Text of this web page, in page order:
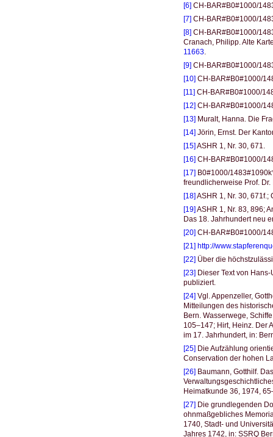
[6]CH-BAR#B0#1000/
[7]CH-BAR#B0#1000/
[8]CH-BAR#B0#1000/
Cranach, Philipp. Alte
11663.
[9]CH-BAR#B0#1000/
[10]CH-BAR#B0#1000/
[11]CH-BAR#B0#1000/
[12]CH-BAR#B0#1000/
[13]Muralt, Hanna. Die
[14]Jörin, Ernst. Der
[15]ASHR 1, Nr. 30, 671.
[16]CH-BAR#B0#1000/
[17]B0#1000/
freundlicherweise Prof.
[18]ASHR 1, Nr. 30, 671f.;
[19]ASHR 1, Nr. 83, 896;
Das 18. Jahrhundert neu
[20]CH-BAR#B0#1000/
[21] http://
[22]Über die
[23]Dieser Text von Hans-
publiziert.
[24]Vgl. Appenzeller,
Mitteilungen des
Bern. Wasserwege,
105–147; Hirt, Heinz. Der
im 17. Jahrhundert, in:
[25]Die Aufzählung
Conservation der hohen
[26]Baumann, Gotthilf.
Heimatkunde 36, 1974,
[27]Die grundlegenden
ohnmaßgebliches
1740, Stadt- und
Jahres 1742, in: SSRQ